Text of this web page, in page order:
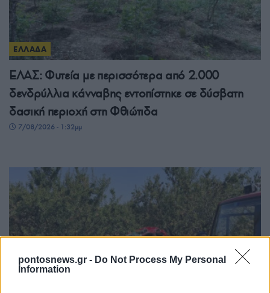
pontosnews.gr - Do Not Process My Personal
Information
ΕΛΛΑΔΑ
ΕΛΑΣ: Φυτεία με περισσότερα από 2.000
δενδρύλλια κάνναβης εντοπίστηκε σε δύσβατη
δασική περιοχή στη Φθιώτιδα
7/08/2026 - 1:32μμ